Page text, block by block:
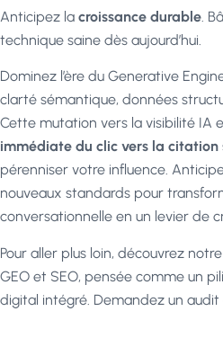
Anticipez la croissance durable.
technique saine dès aujourd’hui.
Dominez l’ère du Generative
clarté sémantique, données
Cette mutation vers la visibilité IA
immédiate du clic vers la
pérenniser votre influence.
nouveaux standards pour
conversationnelle en un levier de
Pour aller plus loin, découvrez
GEO et SEO, pensée comme un
digital intégré Demandez un